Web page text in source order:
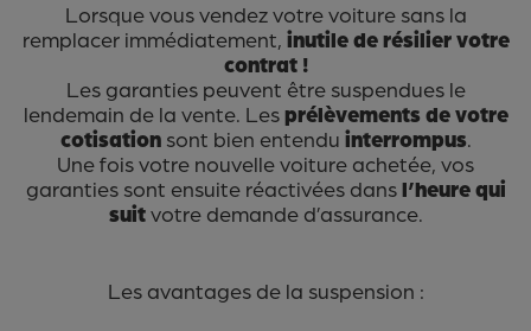
Lorsque vous vendez votre voiture sans la
remplacer immédiatement, inutile de résilier votre
contrat !
Les garanties peuvent être suspendues le
lendemain de la vente. Lesprélèvements de votre
cotisationsont bien entendu interrompus.
Une fois votre nouvelle voiture achetée, vos
garanties sont ensuite réactivées dansl’heure qui
suitvotre demande d’assurance.
Les avantages de la suspension :